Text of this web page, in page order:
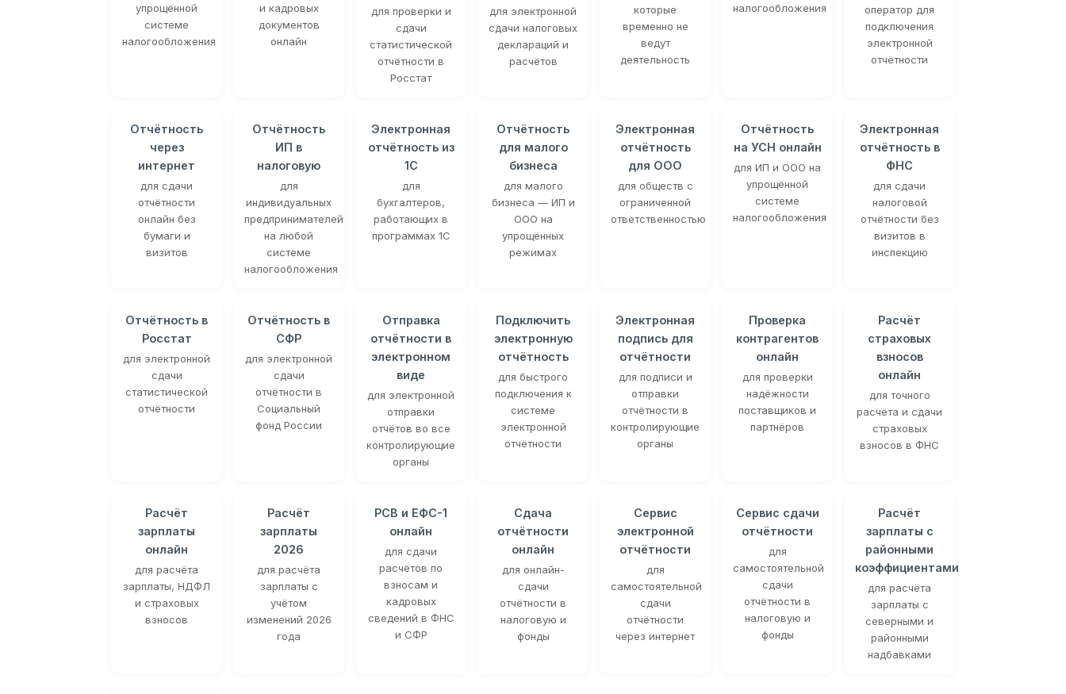
упрощённой
системе
налогообложения
и кадровых
документов
онлайн
для проверки и
сдачи
статистической
отчётности в
Росстат
для электронной
сдачи налоговых
деклараций и
расчётов
которые
временно не
ведут
деятельность
налогообложения
оператор для
подключения
электронной
отчётности
Отчётность
через
интернет
для сдачи
отчётности
онлайн без
бумаги и
визитов
Отчётность
ИП в
налоговую
для
индивидуальных
предпринимателей
на любой
системе
налогообложения
Электронная
отчётность из
1С
для
бухгалтеров,
работающих в
программах 1С
Отчётность
для малого
бизнеса
для малого
бизнеса — ИП и
ООО на
упрощённых
режимах
Электронная
отчётность
для ООО
для обществ с
ограниченной
ответственностью
Отчётность
на УСН онлайн
для ИП и ООО на
упрощённой
системе
налогообложения
Электронная
отчётность в
ФНС
для сдачи
налоговой
отчётности без
визитов в
инспекцию
Отчётность в
Росстат
для электронной
сдачи
статистической
отчётности
Отчётность в
СФР
для электронной
сдачи
отчётности в
Социальный
фонд России
Отправка
отчётности в
электронном
виде
для электронной
отправки
отчётов во все
контролирующие
органы
Подключить
электронную
отчётность
для быстрого
подключения к
системе
электронной
отчётности
Электронная
подпись для
отчётности
для подписи и
отправки
отчётности в
контролирующие
органы
Проверка
контрагентов
онлайн
для проверки
надёжности
поставщиков и
партнёров
Расчёт
страховых
взносов
онлайн
для точного
расчёта и сдачи
страховых
взносов в ФНС
Расчёт
зарплаты
онлайн
для расчёта
зарплаты, НДФЛ
и страховых
взносов
Расчёт
зарплаты
2026
для расчёта
зарплаты с
учётом
изменений 2026
года
РСВ и ЕФС-1
онлайн
для сдачи
расчётов по
взносам и
кадровых
сведений в ФНС
и СФР
Сдача
отчётности
онлайн
для онлайн-
сдачи
отчётности в
налоговую и
фонды
Сервис
электронной
отчётности
для
самостоятельной
сдачи
отчётности
через интернет
Сервис сдачи
отчётности
для
самостоятельной
сдачи
отчётности в
налоговую и
фонды
Расчёт
зарплаты с
районными
коэффициентами
для расчёта
зарплаты с
северными и
районными
надбавками